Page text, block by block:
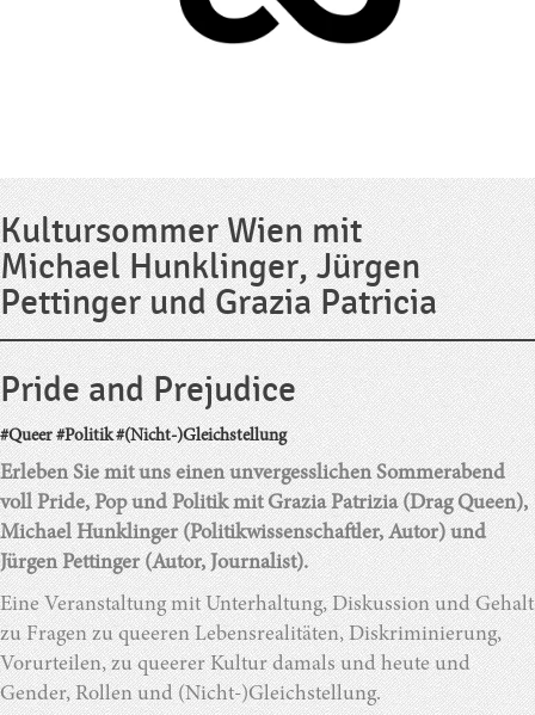
Kultursommer Wien mit
Michael Hunklinger, Jürgen
Pettinger und Grazia Patricia
Pride and Prejudice
#Queer #Politik #(Nicht-)Gleichstellung
Erleben Sie mit uns einen unvergesslichen Sommerabend
voll Pride, Pop und Politik mit Grazia Patrizia (Drag Queen),
Michael Hunklinger (Politikwissenschaftler, Autor) und
Jürgen Pettinger (Autor, Journalist).
Eine Veranstaltung mit Unterhaltung, Diskussion und Gehalt
zu Fragen zu queeren Lebensrealitäten, Diskriminierung,
Vorurteilen, zu queerer Kultur damals und heute und
Gender, Rollen und (Nicht-)Gleichstellung.